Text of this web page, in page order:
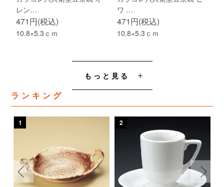
レン…
471円(税込)
10.8×5.3ｃｍ
ワ …
471円(税込)
10.8×5.3ｃｍ
もっと見る
ランキング
1 2